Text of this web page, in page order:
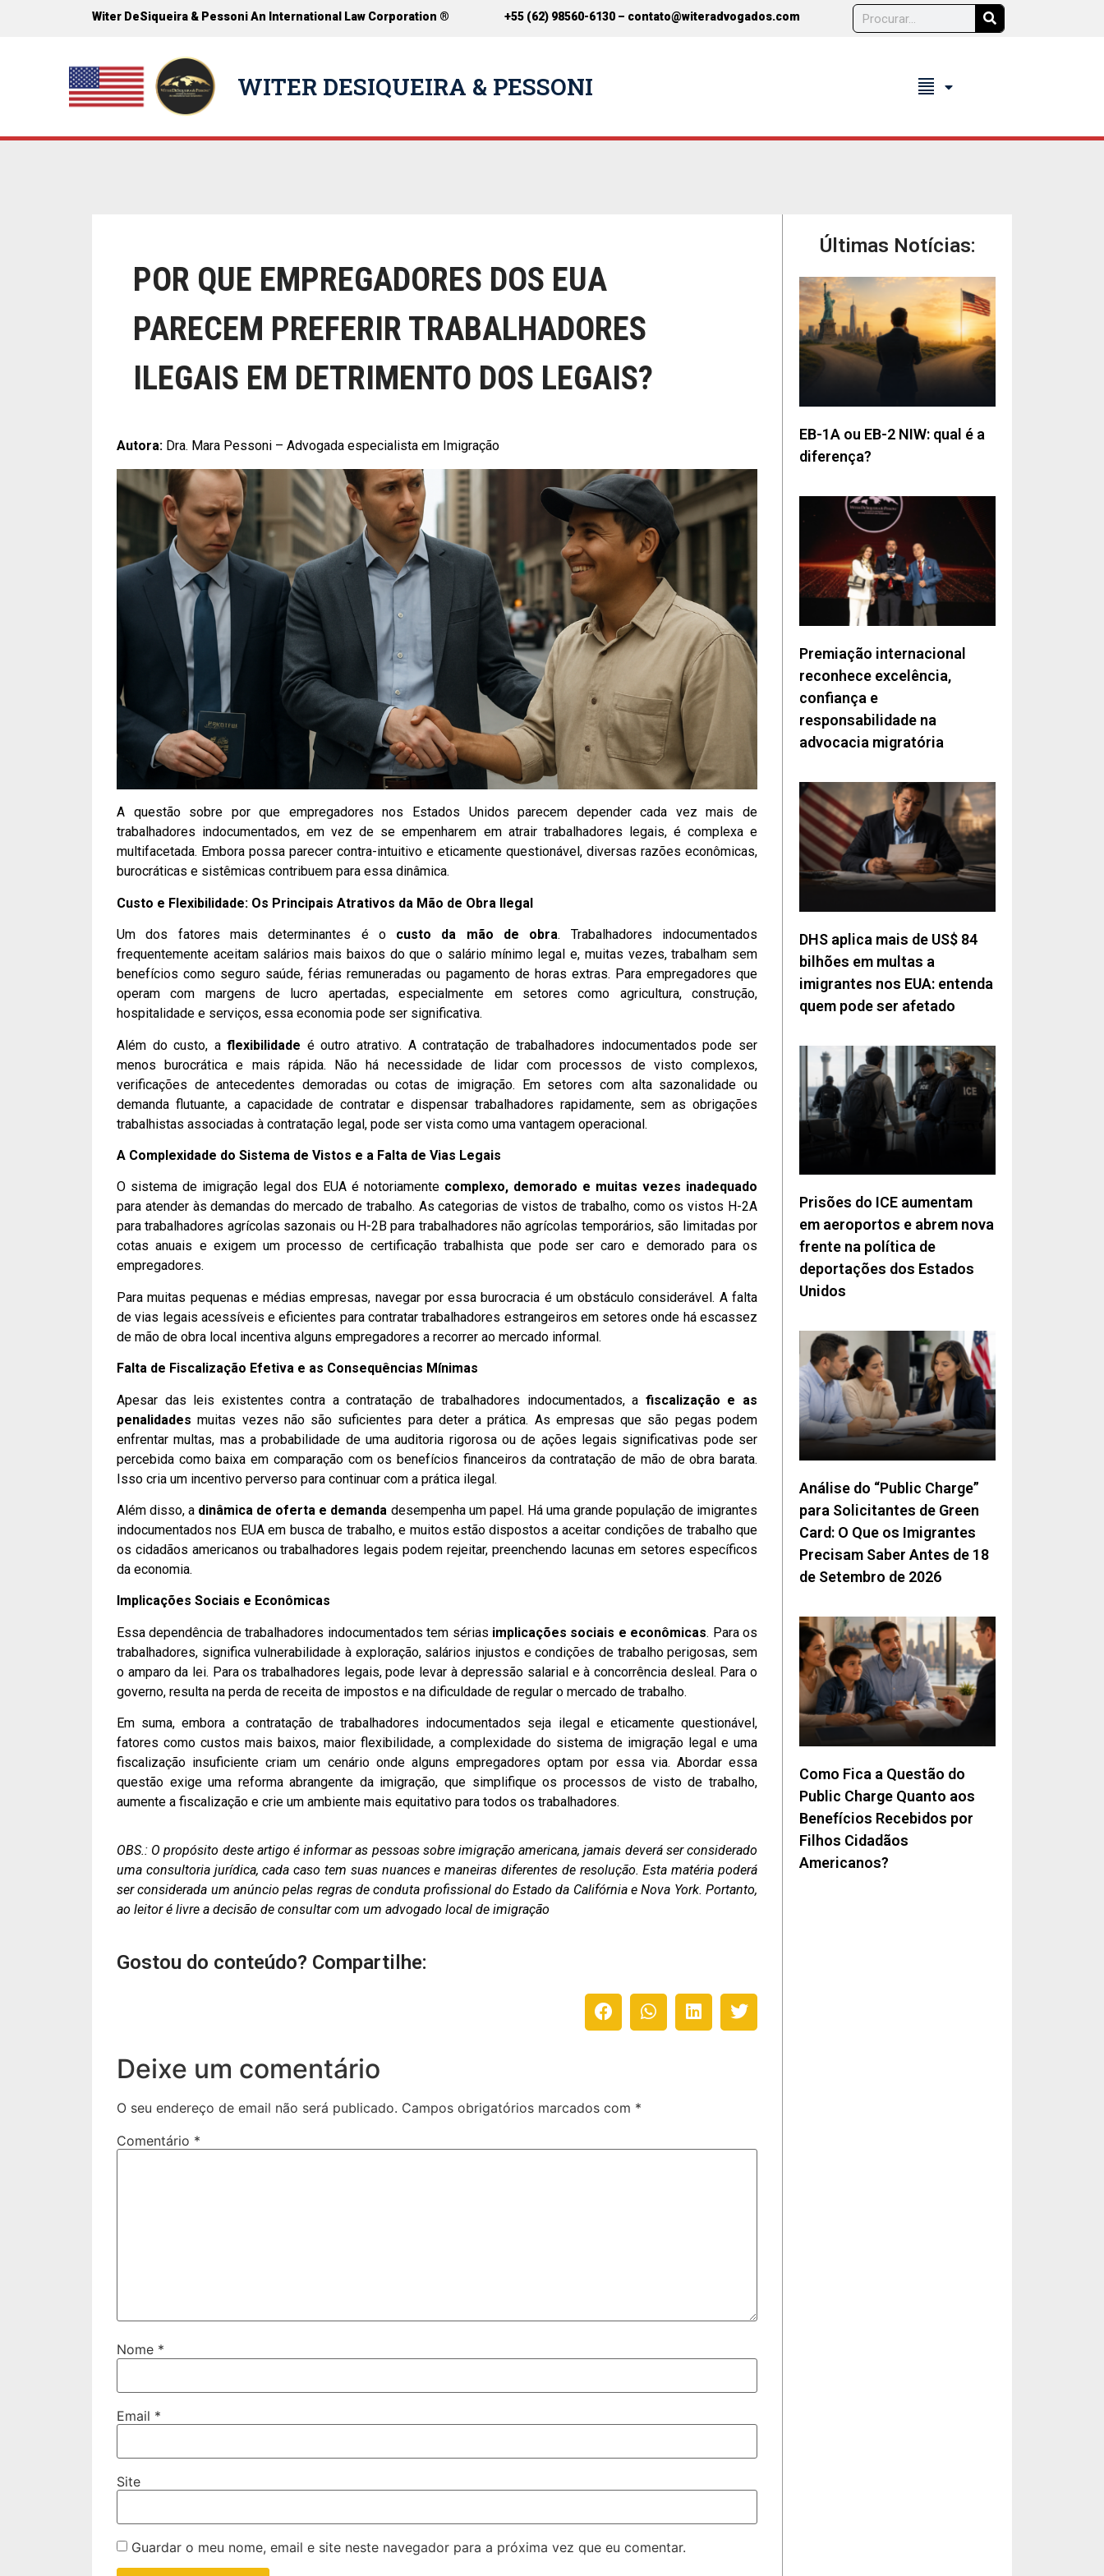
Witer DeSiqueira & Pessoni An International Law Corporation ® +55 (62) 98560-6130 – contato@witeradvogados.com
WITER DESIQUEIRA & PESSONI format_align_justify
POR QUE EMPREGADORES DOS EUA
PARECEM PREFERIR TRABALHADORES
ILEGAIS EM DETRIMENTO DOS LEGAIS?
Autora: Dra. Mara Pessoni – Advogada especialista em Imigração
A questão sobre por que empregadores nos Estados Unidos parecem depender cada vez mais de
trabalhadores indocumentados, em vez de se empenharem em atrair trabalhadores legais, é complexa e
multifacetada. Embora possa parecer contra-intuitivo e eticamente questionável, diversas razões econômicas,
burocráticas e sistêmicas contribuem para essa dinâmica.
Custo e Flexibilidade: Os Principais Atrativos da Mão de Obra Ilegal
Um dos fatores mais determinantes é o custo da mão de obra. Trabalhadores indocumentados
frequentemente aceitam salários mais baixos do que o salário mínimo legal e, muitas vezes, trabalham sem
benefícios como seguro saúde, férias remuneradas ou pagamento de horas extras. Para empregadores que
operam com margens de lucro apertadas, especialmente em setores como agricultura, construção,
hospitalidade e serviços, essa economia pode ser significativa.
Além do custo, aflexibilidade é outro atrativo. A contratação de trabalhadores indocumentados pode ser
menos burocrática e mais rápida. Não há necessidade de lidar com processos de visto complexos,
verificações de antecedentes demoradas ou cotas de imigração. Em setores com alta sazonalidade ou
demanda flutuante, a capacidade de contratar e dispensar trabalhadores rapidamente, sem as obrigações
trabalhistas associadas à contratação legal, pode ser vista como uma vantagem operacional.
A Complexidade do Sistema de Vistos e a Falta de Vias Legais
O sistema de imigração legal dos EUA é notoriamente complexo, demorado e muitas vezes inadequado
para atender às demandas do mercado de trabalho. As categorias de vistos de trabalho, como os vistos H-2A
para trabalhadores agrícolas sazonais ou H-2B para trabalhadores não agrícolas temporários, são limitadas por
cotas anuais e exigem um processo de certificação trabalhista que pode ser caro e demorado para os
empregadores.
Para muitas pequenas e médias empresas, navegar por essa burocracia é um obstáculo considerável. A falta
de vias legais acessíveis e eficientes para contratar trabalhadores estrangeiros em setores onde há escassez
de mão de obra local incentiva alguns empregadores a recorrer ao mercado informal.
Falta de Fiscalização Efetiva e as Consequências Mínimas
Apesar das leis existentes contra a contratação de trabalhadores indocumentados, a fiscalização e as
penalidades muitas vezes não são suficientes para deter a prática. As empresas que são pegas podem
enfrentar multas, mas a probabilidade de uma auditoria rigorosa ou de ações legais significativas pode ser
percebida como baixa em comparação com os benefícios financeiros da contratação de mão de obra barata.
Isso cria um incentivo perverso para continuar com a prática ilegal.
Além disso, a dinâmica de oferta e demanda desempenha um papel. Há uma grande população de imigrantes
indocumentados nos EUA em busca de trabalho, e muitos estão dispostos a aceitar condições de trabalho que
os cidadãos americanos ou trabalhadores legais podem rejeitar, preenchendo lacunas em setores específicos
da economia.
Implicações Sociais e Econômicas
Essa dependência de trabalhadores indocumentados tem sérias implicações sociais e econômicas. Para os
trabalhadores, significa vulnerabilidade à exploração, salários injustos e condições de trabalho perigosas, sem
o amparo da lei. Para os trabalhadores legais, pode levar à depressão salarial e à concorrência desleal. Para o
governo, resulta na perda de receita de impostos e na dificuldade de regular o mercado de trabalho.
Em suma, embora a contratação de trabalhadores indocumentados seja ilegal e eticamente questionável,
fatores como custos mais baixos, maior flexibilidade, a complexidade do sistema de imigração legal e uma
fiscalização insuficiente criam um cenário onde alguns empregadores optam por essa via. Abordar essa
questão exige uma reforma abrangente da imigração, que simplifique os processos de visto de trabalho,
aumente a fiscalização e crie um ambiente mais equitativo para todos os trabalhadores.
OBS.: O propósito deste artigo é informar as pessoas sobre imigração americana, jamais deverá ser considerado
uma consultoria jurídica, cada caso tem suas nuances e maneiras diferentes de resolução. Esta matéria poderá
ser considerada um anúncio pelas regras de conduta profissional do Estado da Califórnia e Nova York. Portanto,
ao leitor é livre a decisão de consultar com um advogado local de imigração
Gostou do conteúdo? Compartilhe:
Deixe um comentário
O seu endereço de email não será publicado. Campos obrigatórios marcados com *
Comentário *
Nome *
Email *
Site
Guardar o meu nome, email e site neste navegador para a próxima vez que eu comentar.
Últimas Notícias:
EB-1A ou EB-2 NIW: qual é a
diferença?
Premiação internacional
reconhece excelência,
confiança e
responsabilidade na
advocacia migratória
DHS aplica mais de US$ 84
bilhões em multas a
imigrantes nos EUA: entenda
quem pode ser afetado
Prisões do ICE aumentam
em aeroportos e abrem nova
frente na política de
deportações dos Estados
Unidos
Análise do “Public Charge”
para Solicitantes de Green
Card: O Que os Imigrantes
Precisam Saber Antes de 18
de Setembro de 2026
Como Fica a Questão do
Public Charge Quanto aos
Benefícios Recebidos por
Filhos Cidadãos
Americanos?